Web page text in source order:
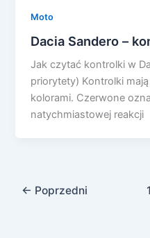
Moto
Dacia Sandero –
Jak czytać kontrolki w
priorytety) Kontrolki
kolorami. Czerwone
natychmiastowej reakcji
← Poprzedni 1